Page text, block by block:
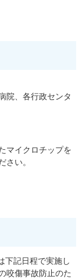
院、各行政センタ
マイクロチップを
さい。
下記日程で実施し
咬傷事故防止のた